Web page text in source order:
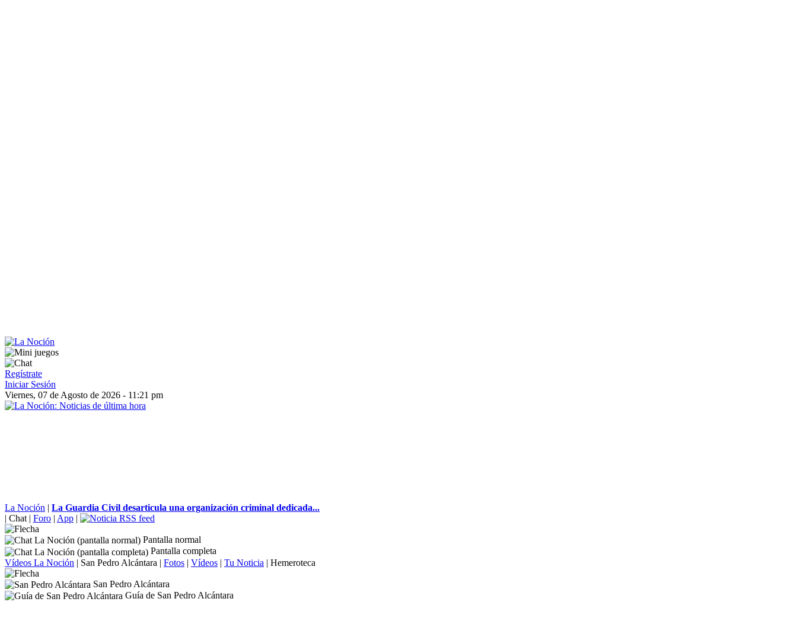
Regístrate
Iniciar Sesión
Viernes, 07 de Agosto de 2026 - 11:21 pm
La Noción | La Guardia Civil desarticula una organización criminal dedicada...
| Chat | Foro | App |
Pantalla normal
Pantalla completa
Vídeos La Noción | San Pedro Alcántara | Fotos | Vídeos | Tu Noticia | Hemeroteca
San Pedro Alcántara
Guía de San Pedro Alcántara